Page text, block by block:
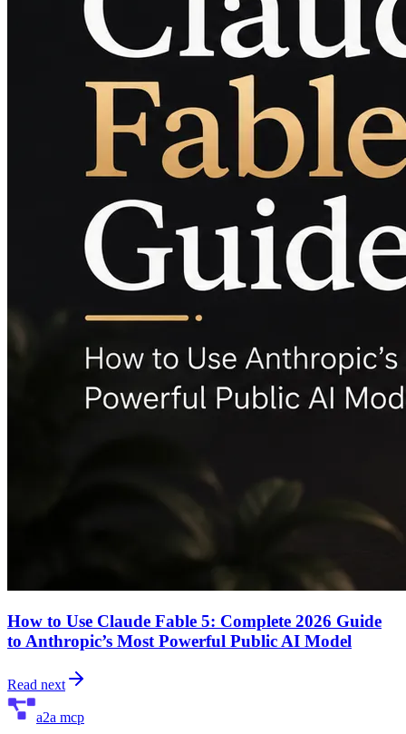
How to Use Claude Fable 5: Complete 2026 Guide
to Anthropic’s Most Powerful Public AI Model
Read next
a2a mcp